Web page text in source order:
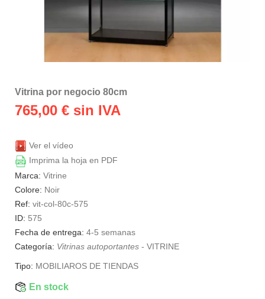
Vitrina por negocio 80cm
765,00 € sin IVA
Ver el vídeo
Imprima la hoja en PDF
Marca: Vitrine
Colore: Noir
Ref: vit-col-80c-575
ID: 575
Fecha de entrega: 4-5 semanas
Categoría: Vitrinas autoportantes - VITRINE
Tipo: MOBILIAROS DE TIENDAS
En stock